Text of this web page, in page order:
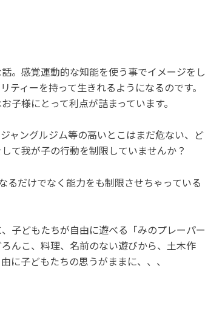
。感覚運動的な知能を使う事でイメージをし
ィーを持って生きれるようになるのです。
子様にとって利点が詰まっています。
ャングルジム等の高いとこはまだ危ない、ど
て我が子の行動を制限していませんか？
るだけでなく能力をも制限させちゃっている
子どもたちが自由に遊べる「みのプレーパー
んこ、料理、名前のない遊びから、土木作
に子どもたちの思うがままに、、、